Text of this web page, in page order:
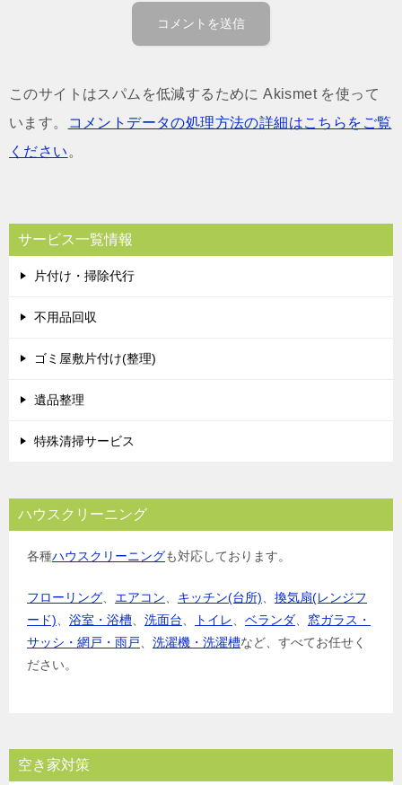
このサイトはスパムを低減するために Akismet を使って
います。
コメントデータの処理方法の詳細はこちらをご覧
ください 。
サービス一覧情報
片付け・掃除代行
不用品回収
ゴミ屋敷片付け(整理)
遺品整理
特殊清掃サービス
ハウスクリーニング
各種ハウスクリーニングも対応しております。
フローリング エアコン キッチン(台所)
換気扇(レンジフ
ード)
浴室・浴槽 洗面台 トイレ ベランダ
窓ガラス・
サッシ・網戸・雨戸
洗濯機・洗濯槽など、すべてお任せく
ださい。
空き家対策